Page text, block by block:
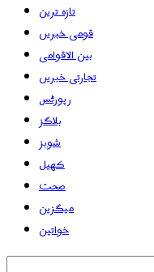
تازہ ترین
قومی خبریں
بین الاقوامی
تجارتی خبریں
رپورٹس
بلاگز
شوبز
کھیل
صحت
میگزین
خواتین